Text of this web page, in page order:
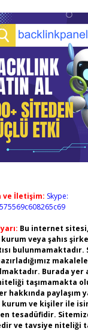
ve İletişim: Skype:
Bu internet
veya şahıs
bulunmamaktadır.
Burada
taşımamakta
hakkında paylaşım
kurum ve kişiler ile
tesadüfidir.
ve tavsiye niteliği